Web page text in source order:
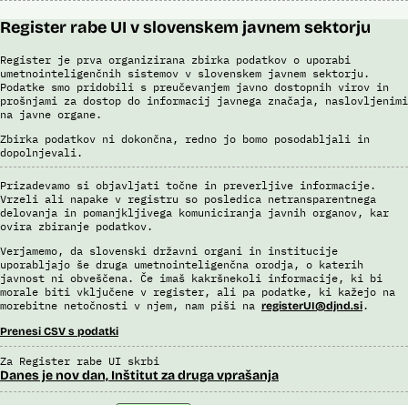
Register rabe UI v slovenskem javnem sektorju
Register je prva organizirana zbirka podatkov o uporabi
umetnointeligenčnih sistemov v slovenskem javnem sektorju.
Podatke smo pridobili s preučevanjem javno dostopnih virov in
prošnjami za dostop do informacij javnega značaja, naslovljenimi
na javne organe.
Zbirka podatkov ni dokončna, redno jo bomo posodabljali in
dopolnjevali.
Prizadevamo si objavljati točne in preverljive informacije.
Vrzeli ali napake v registru so posledica netransparentnega
delovanja in pomanjkljivega komuniciranja javnih organov, kar
ovira zbiranje podatkov.
Verjamemo, da slovenski državni organi in institucije
uporabljajo še druga umetnointeligenčna orodja, o katerih
javnost ni obveščena. Če imaš kakršnekoli informacije, ki bi
morale biti vključene v register, ali pa podatke, ki kažejo na
morebitne netočnosti v njem, nam piši na registerUI@djnd.si.
Prenesi CSV s podatki
Za Register rabe UI skrbi
Danes je nov dan, Inštitut za druga vprašanja